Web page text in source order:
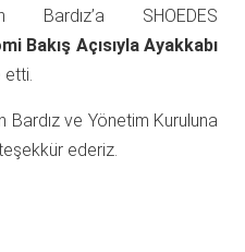
SHOEDES
Bakış Açısıyla Ayakkabı
etti.
Bardız ve Yönetim Kuruluna
ederiz.